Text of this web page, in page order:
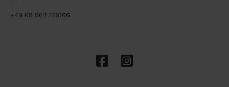
+49 69 962 176166